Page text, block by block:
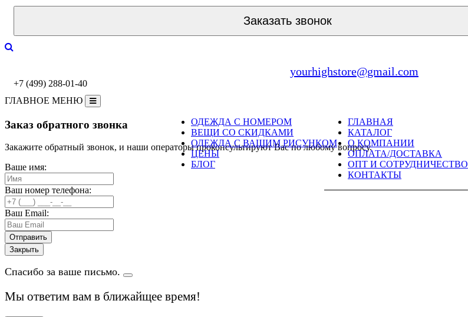
Заказать звонок
yourhighstore@gmail.com
+7 (499) 288-01-40
ГЛАВНОЕ МЕНЮ
ГЛАВНАЯ
КАТАЛОГ
О КОМПАНИИ
ОПЛАТА/ДОСТАВКА
ОПТ И СОТРУДНИЧЕСТВО
КОНТАКТЫ
ОДЕЖДА С НОМЕРОМ
ВЕЩИ СО СКИДКАМИ
ОДЕЖДА С ВАШИМ РИСУНКОМ
ЦЕНЫ
БЛОГ
Заказ обратного звонка
Закажите обратный звонок, и наши операторы проконсультируют Вас по любому вопросу.
Ваше имя:
Ваш номер телефона:
Ваш Email:
Закрыть
Спасибо за ваше письмо.
Мы ответим вам в ближайщее время!